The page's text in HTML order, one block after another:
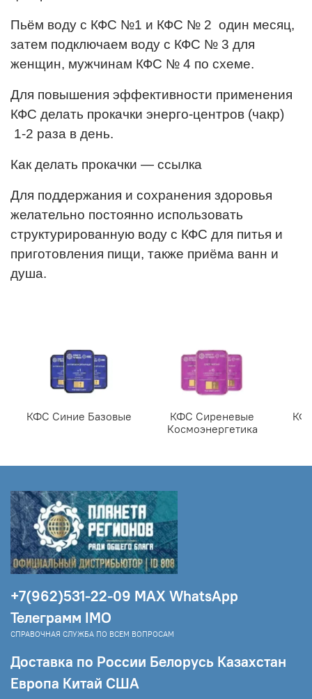
Пьём воду с КФС №1 и КФС № 2 один месяц,
затем подключаем воду с КФС № 3 для
женщин, мужчинам КФС № 4 по схеме.
Для повышения эффективности применения
КФС делать прокачки энерго-центров (чакр)
1-2 раза в день.
Как делать прокачки — ссылка
Для поддержания и сохранения здоровья
желательно постоянно использовать
структурированную воду с КФС для питья и
приготовления пищи, также приёма ванн и
душа.
КФС Синие Базовые
КФС Сиреневые
Космоэнергетика
+7(962)531-22-09 МAX WhatsApp
Телеграмм IMO
СПРАВОЧНАЯ СЛУЖБА ПО ВСЕМ ВОПРОСАМ
Доставка по России Белорусь Казахстан
Европа Китай США